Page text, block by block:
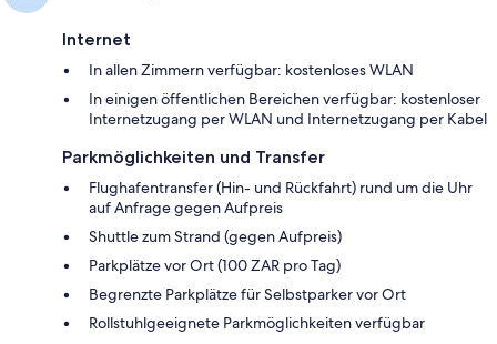
Internet
In allen Zimmern verfügbar: kostenloses WLAN
In einigen öffentlichen Bereichen verfügbar: kostenloser
Internetzugang per WLAN und Internetzugang per Kabel
Parkmöglichkeiten und Transfer
Flughafentransfer (Hin- und Rückfahrt) rund um die Uhr
auf Anfrage gegen Aufpreis
Shuttle zum Strand (gegen Aufpreis)
Parkplätze vor Ort (100 ZAR pro Tag)
Begrenzte Parkplätze für Selbstparker vor Ort
Rollstuhlgeeignete Parkmöglichkeiten verfügbar